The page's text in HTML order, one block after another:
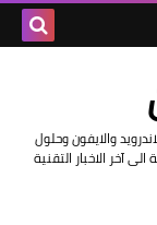
والايفون وحلول
آخر الاخبار التقنية